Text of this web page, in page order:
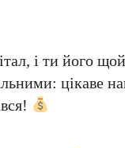
і ти його
цікаве